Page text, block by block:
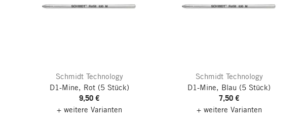
Schmidt Technology
D1-Mine, Rot(5 Stück)
9,50 €
+ weitere Varianten
Schmidt Technology
D1-Mine, Blau (5 Stück)
7,50 €
+ weitere Varianten